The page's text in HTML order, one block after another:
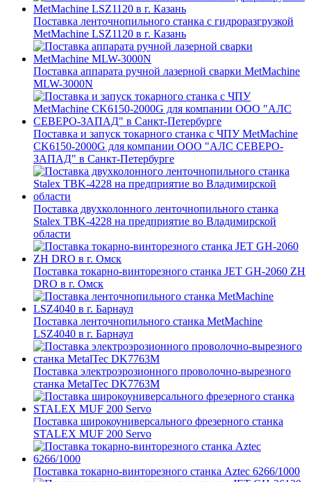
Поставка ленточнопильного станка c гидроразгрузкой
MetMachine LSZ1120 в г. Казань
Поставка аппарата ручной лазерной сварки MetMachine
MLW-3000N
Поставка и запуск токарного станка с ЧПУ MetMachine
CK6150-2000G для компании ООО "АЛС СЕВЕРО-
ЗАПАД" в Санкт-Петербурге
Поставка двухколонного ленточнопильного станка
Stalex TBK-4228 на предприятие во Владимирской
области
Поставка токарно-винторезного станка JET GH-2060 ZH
DRO в г. Омск
Поставка ленточнопильного станка MetMachine
LSZ4040 в г. Барнаул
Поставка электроэрозионного проволочно-вырезного
станка MetalTec DK7763M
Поставка широкоуниверсального фрезерного станка
STALEX MUF 200 Servo
Поставка токарно-винторезного станка Aztec 6266/1000